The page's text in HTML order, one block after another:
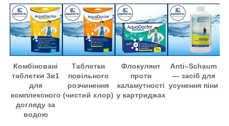
Комбіновані
таблетки 3в1
для
комплексного
догляду за
водою
Таблетки
повільного
розчинення
(чистий хлор)
Флокулянт
проти
каламутності
у картриджах
Anti–Schaum
— засіб для
усунення піни